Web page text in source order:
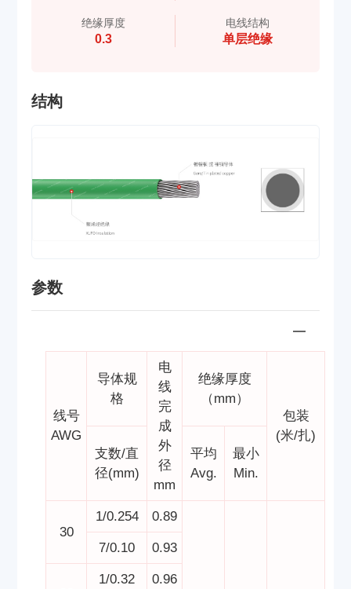
绝缘厚度
0.3
电线结构
单层绝缘
结构
参数
线号
AWG
导体规
格
电
线
完
成
外
径
mm
绝缘厚度
（mm）
包装
(米/扎)
支数/直
径(mm)
平均
Avg.
最小
Min.
30
1/0.254 0.89
7/0.10 0.93
1/0.32 0.96